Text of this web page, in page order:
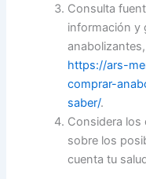
Consulta
información y
https://ars-
comprar-
saber/.
Considera
sobre los
cuenta tu